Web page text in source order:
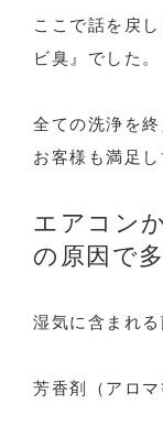
ここで話を戻
ビ臭』でした。
全ての洗浄を
お客様も満足し
エアコン
の原因で
湿気に含まれる
芳香剤（アロマ